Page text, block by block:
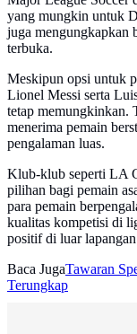
yang mungkin untuk
juga mengungkapkan
terbuka.
Meskipun opsi untuk
Lionel Messi serta
tetap memungkinkan.
menerima pemain
pengalaman luas.
Klub-klub seperti LA
pilihan bagi pemain
para pemain
kualitas kompetisi di
positif di luar
Baca JugaTawaran
Terungkap